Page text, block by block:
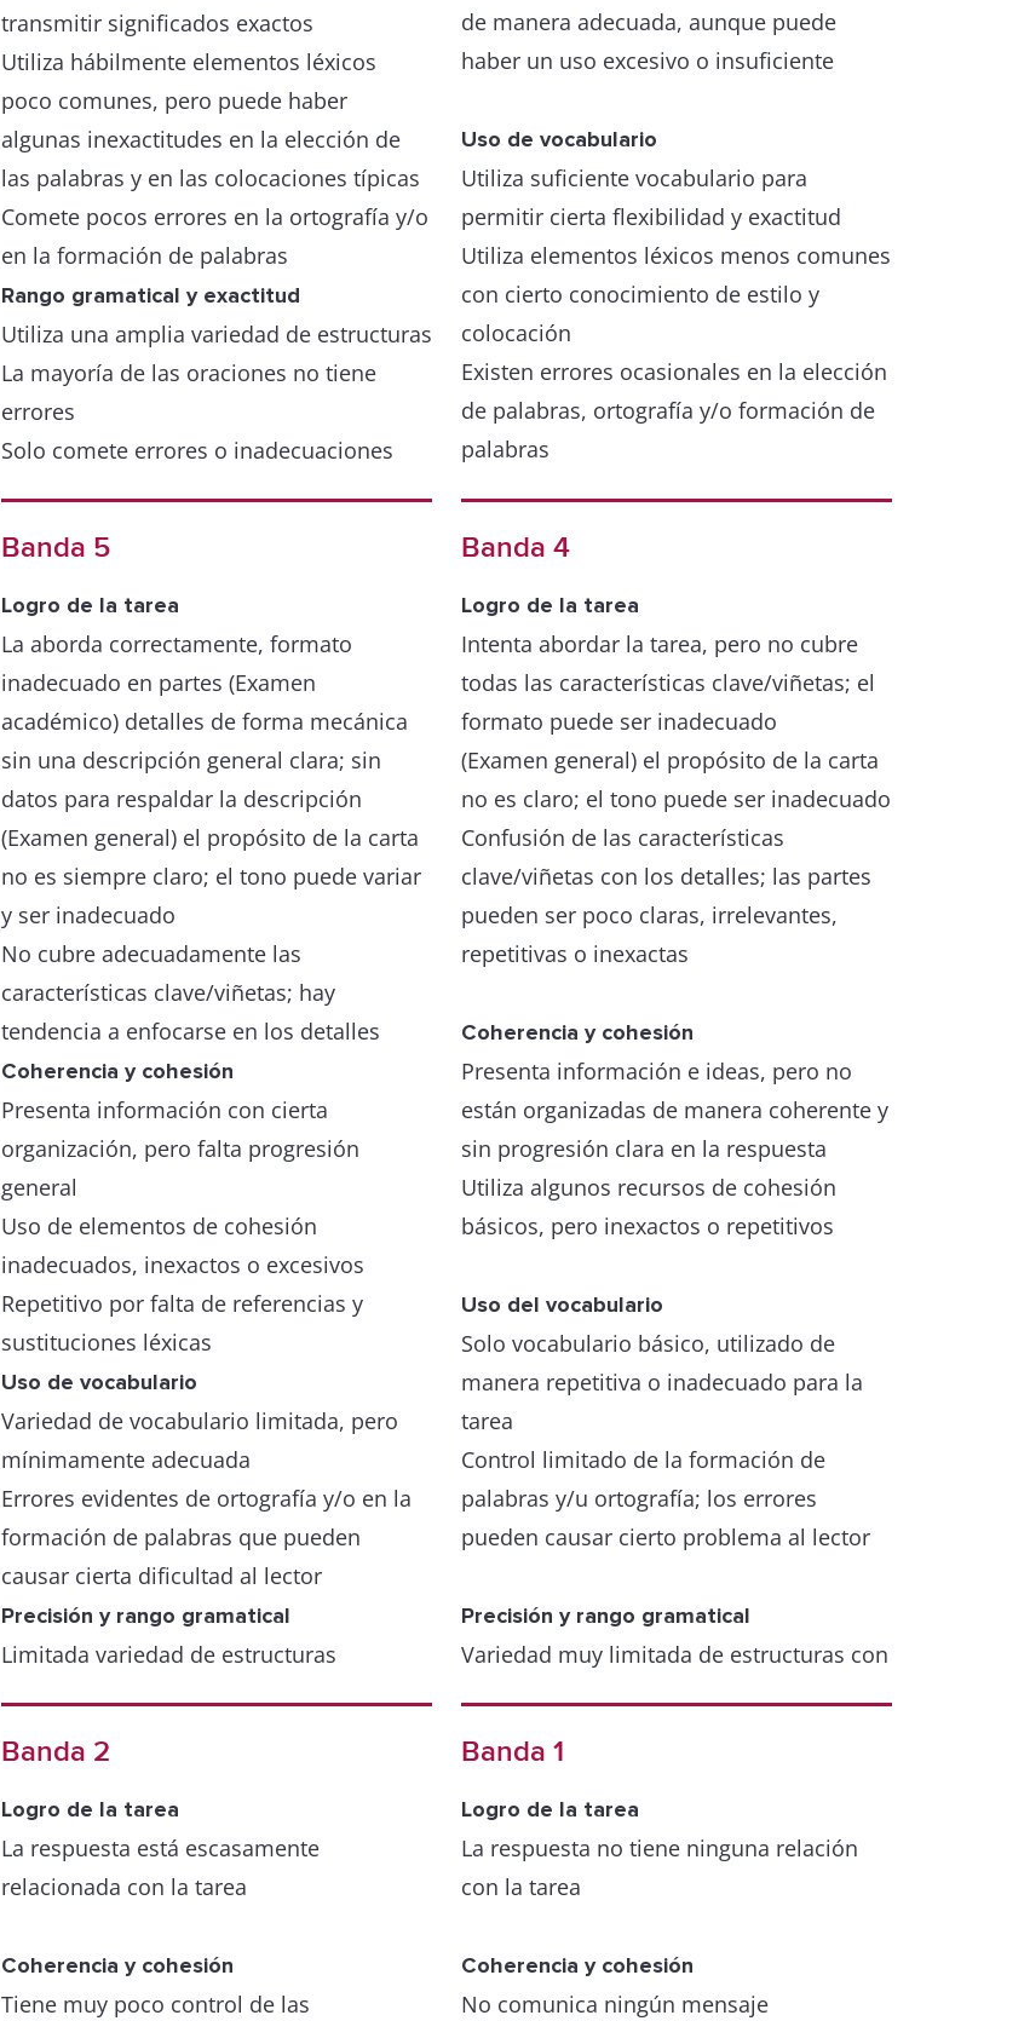
transmitir significados exactos
Utiliza hábilmente elementos léxicos
poco comunes, pero puede haber
algunas inexactitudes en la elección de
las palabras y en las colocaciones típicas
Comete pocos errores en la ortografía y/o
en la formación de palabras
Rango gramatical y exactitud
Utiliza una amplia variedad de estructuras
La mayoría de las oraciones no tiene
errores
Solo comete errores o inadecuaciones
de manera adecuada, aunque puede
haber un uso excesivo o insuficiente
Uso de vocabulario
Utiliza suficiente vocabulario para
permitir cierta flexibilidad y exactitud
Utiliza elementos léxicos menos comunes
con cierto conocimiento de estilo y
colocación
Existen errores ocasionales en la elección
de palabras, ortografía y/o formación de
palabras
Variedad de estructuras complejas
Producción frecuente de oraciones sin
errores
Buen control gramatical y de puntuación,
pero con algunos errores
Banda 5
Logro de la tarea
La aborda correctamente, formato
inadecuado en partes (Examen
académico) detalles de forma mecánica
sin una descripción general clara; sin
datos para respaldar la descripción
(Examen general) el propósito de la carta
no es siempre claro; el tono puede variar
y ser inadecuado
No cubre adecuadamente las
características clave/viñetas; hay
tendencia a enfocarse en los detalles
Coherencia y cohesión
Presenta información con cierta
organización, pero falta progresión
general
Uso de elementos de cohesión
inadecuados, inexactos o excesivos
Repetitivo por falta de referencias y
sustituciones léxicas
Uso de vocabulario
Variedad de vocabulario limitada, pero
mínimamente adecuada
Errores evidentes de ortografía y/o en la
formación de palabras que pueden
causar cierta dificultad al lector
Precisión y rango gramatical
Limitada variedad de estructuras
simples
Errores gramaticales frecuentes y uso de
puntuación incorrectos; los errores
pueden causar cierta dificultad al lector
Banda 4
Logro de la tarea
Intenta abordar la tarea, pero no cubre
todas las características clave/viñetas; el
formato puede ser inadecuado
(Examen general) el propósito de la carta
no es claro; el tono puede ser inadecuado
Confusión de las características
clave/viñetas con los detalles; las partes
pueden ser poco claras, irrelevantes,
repetitivas o inexactas
Coherencia y cohesión
Presenta información e ideas, pero no
están organizadas de manera coherente y
sin progresión clara en la respuesta
Utiliza algunos recursos de cohesión
básicos, pero inexactos o repetitivos
Uso del vocabulario
Solo vocabulario básico, utilizado de
manera repetitiva o inadecuado para la
tarea
Control limitado de la formación de
palabras y/u ortografía; los errores
pueden causar cierto problema al lector
Precisión y rango gramatical
Variedad muy limitada de estructuras con
predominan los errores, la puntuación
suele estar utilizada de forma incorrecta
Banda 2
Logro de la tarea
La respuesta está escasamente
relacionada con la tarea
Coherencia y cohesión
Tiene muy poco control de las
Banda 1
Logro de la tarea
La respuesta no tiene ninguna relación
con la tarea
Coherencia y cohesión
No comunica ningún mensaje